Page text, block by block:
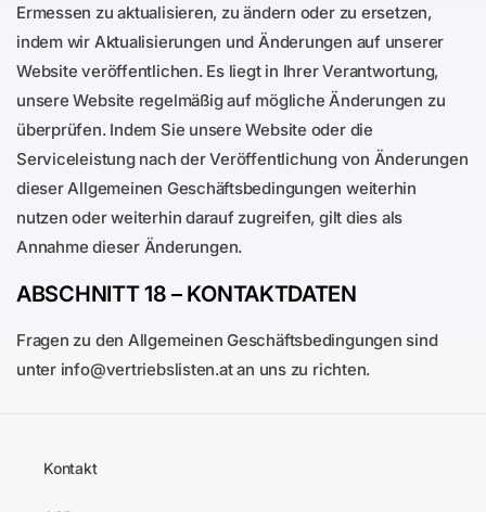
Ermessen zu aktualisieren, zu ändern oder zu ersetzen,
indem wir Aktualisierungen und Änderungen auf unserer
Website veröffentlichen. Es liegt in Ihrer Verantwortung,
unsere Website regelmäßig auf mögliche Änderungen zu
überprüfen. Indem Sie unsere Website oder die
Serviceleistung nach der Veröffentlichung von Änderungen
dieser Allgemeinen Geschäftsbedingungen weiterhin
nutzen oder weiterhin darauf zugreifen, gilt dies als
Annahme dieser Änderungen.
ABSCHNITT 18 – KONTAKTDATEN
Fragen zu den Allgemeinen Geschäftsbedingungen sind
unter info@vertriebslisten.at an uns zu richten.
Kontakt